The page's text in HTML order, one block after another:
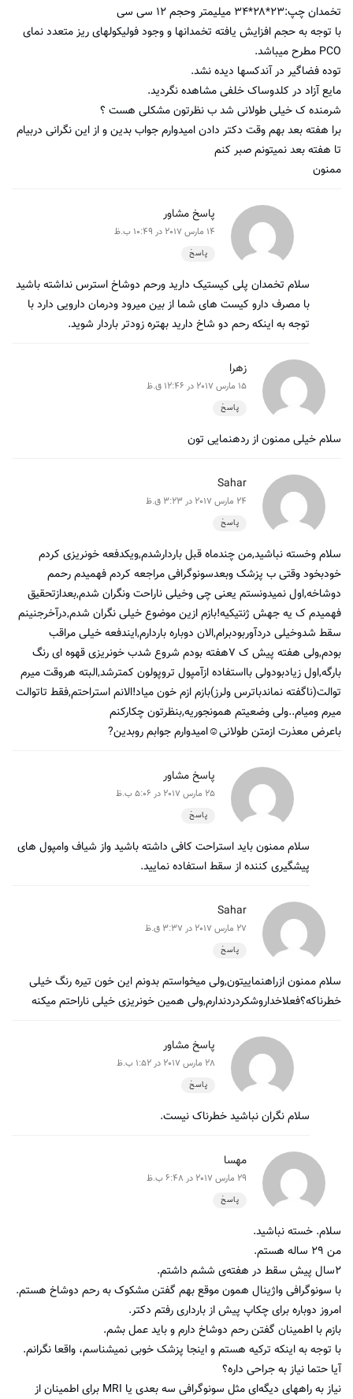
تخمدان چپ:۲۳*۲۸*۳۴ میلیمتر وحجم ۱۲ سی سی
با توجه به حجم افزایش یافته تخمدانها و وجود فولیکولهای ریز متعدد نمای
PCO مطرح میباشد.
توده فضاگیر در آندکسها دیده نشد.
مایع آزاد در کلدوساک خلفی مشاهده نگردید.
شرمنده ک خیلی طولانی شد ب نظرتون مشکلی هست ؟
برا هفته بعد بهم وقت دکتر دادن امیدوارم جواب بدین و از این نگرانی دربیام
تا هفته بعد نمیتونم صبر کنم
ممنون
پاسخ مشاور
14 مارس 2017 در 10:49 ب.ظ
پاسخ
سلام تخمدان پلی کیستیک دارید ورحم دوشاخ استرس نداشته باشید
با مصرف دارو کیست های شما از بین میرود ودرمان دارویی دارد با
توجه به اینکه رحم دو شاخ دارید بهتره زودتر باردار شوید.
زهرا
15 مارس 2017 در 12:46 ق.ظ
پاسخ
سلام خیلی ممنون از ردهنمایی تون
Sahar
24 مارس 2017 در 3:23 ق.ظ
پاسخ
سلام وخسته نباشید,من چندماه قبل باردارشدم,ویکدفعه خونریزی کردم
خودبخود وقتی ب پزشک وبعدسونوگرافی مراجعه کردم فهمیدم رحمم
دوشاخه,اول نمیدونستم یعنی چی وخیلی ناراحت ونگران شدم,بعدازتحقیق
فهمیدم ک یه جهش ژنتیکیه!بازم ازین موضوع خیلی نگران شدم,درآخرجنینم
سقط شدوخیلی دردآوربودبرام,الان دوباره باردارم,ایندفعه خیلی مراقب
بودم,ولی هفته پیش ک ۷هفته بودم شروع شدب خونریزی قهوه ای رنگ
بارگه,اول زیادبودولی بااستفاده ازآمپول تروپولون کمترشد,البته هروقت میرم
توالت(ناگفته نماندباترس ولرز)بازم ازم خون میاد!الانم استراحتم,فقط تاتوالت
میرم ومیام..ولی وضعیتم همونجوریه,بنظرتون چکارکنم
باعرض معذرت ازمتن طولانی☺امیدوارم جوابم روبدین?
پاسخ مشاور
25 مارس 2017 در 5:06 ب.ظ
پاسخ
سلام ممنون باید استراحت کافی داشته باشید واز شیاف وامپول های
پیشگیری کننده از سقط استفاده نمایید.
Sahar
27 مارس 2017 در 3:37 ق.ظ
پاسخ
سلام ممنون ازراهنماییتون,ولی میخواستم بدونم این خون تیره رنگ خیلی
خطرناکه؟فعلاخداروشکردردندارم,ولی همین خونریزی خیلی ناراحتم میکنه
پاسخ مشاور
28 مارس 2017 در 1:52 ب.ظ
پاسخ
سلام نگران نباشید خطرناک نیست.
مهسا
29 مارس 2017 در 6:48 ب.ظ
پاسخ
سلام. خسته نباشید.
من ۲۹ ساله هستم.
۲سال پیش سقط در هفته‌ی ششم داشتم.
با سونوگرافی واژینال همون موقع بهم گفتن مشکوک به رحم دوشاخ هستم.
امروز دوباره برای چکاپ پیش از بارداری رفتم دکتر.
بازم با اطمینان گفتن رحم دوشاخ دارم و باید عمل بشم.
با توجه به اینکه ترکیه هستم و اینجا پزشک خوبی نمیشناسم، واقعا نگرانم.
آیا حتما نیاز به جراحی داره؟
نیاز به راههای دیگه‌ای مثل سونوگرافی سه بعدی یا MRI برای اطمینان از